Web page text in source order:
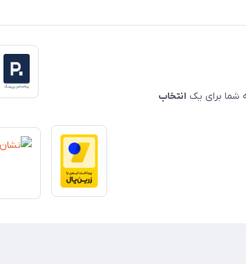
شما برای یک انتخاب